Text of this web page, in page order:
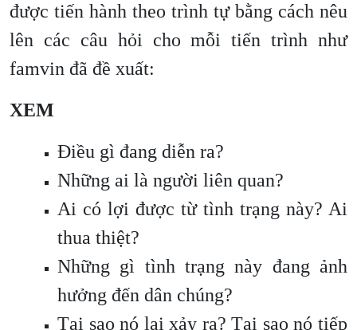
được tiến hành theo trình tự bằng cách nêu
lên các câu hỏi cho mỗi tiến trình như
famvin đã đề xuất:
XEM
Điều gì đang diễn ra?
Những ai là người liên quan?
Ai có lợi được từ tình trạng này? Ai
thua thiệt?
Những gì tình trạng này đang ảnh
hưởng đến dân chúng?
Tại sao nó lại xảy ra? Tại sao nó tiếp